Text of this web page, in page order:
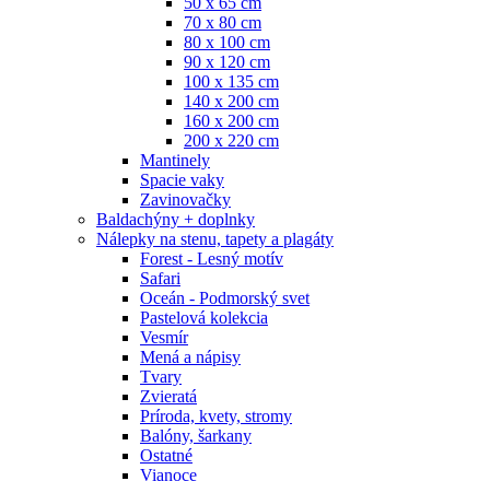
70 x 80 cm
80 x 100 cm
90 x 120 cm
100 x 135 cm
140 x 200 cm
160 x 200 cm
200 x 220 cm
Mantinely
Spacie vaky
Zavinovačky
Baldachýny + doplnky
Nálepky na stenu, tapety a plagáty
Forest - Lesný motív
Safari
Oceán - Podmorský svet
Pastelová kolekcia
Vesmír
Mená a nápisy
Tvary
Zvieratá
Príroda, kvety, stromy
Balóny, šarkany
Ostatné
Vianoce